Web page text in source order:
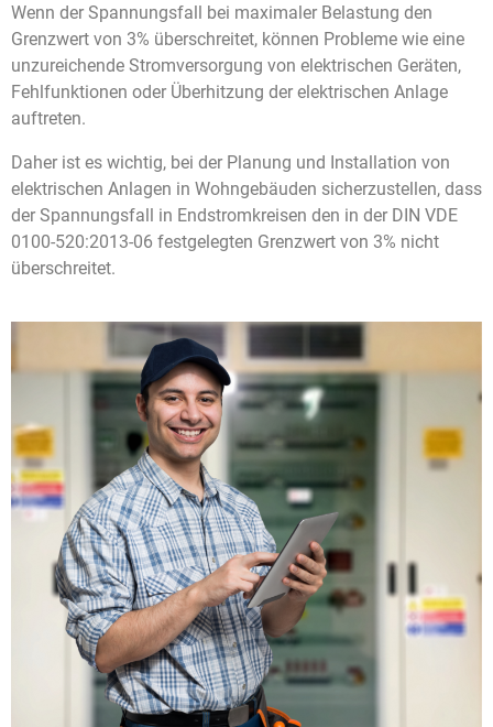
Wenn der Spannungsfall bei maximaler Belastung den
Grenzwert von 3% überschreitet, können Probleme wie eine
unzureichende Stromversorgung von elektrischen Geräten,
Fehlfunktionen oder Überhitzung der elektrischen Anlage
auftreten.
Daher ist es wichtig, bei der Planung und Installation von
elektrischen Anlagen in Wohngebäuden sicherzustellen, dass
der Spannungsfall in Endstromkreisen den in der DIN VDE
0100-520:2013-06 festgelegten Grenzwert von 3% nicht
überschreitet.